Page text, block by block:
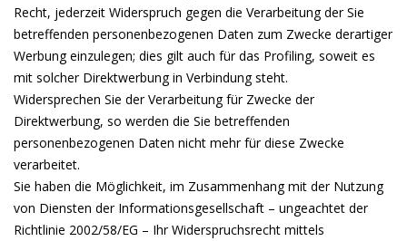
Recht, jederzeit Widerspruch gegen die Verarbeitung der Sie
betreffenden personenbezogenen Daten zum Zwecke derartiger
Werbung einzulegen; dies gilt auch für das Profiling, soweit es
mit solcher Direktwerbung in Verbindung steht.
Widersprechen Sie der Verarbeitung für Zwecke der
Direktwerbung, so werden die Sie betreffenden
personenbezogenen Daten nicht mehr für diese Zwecke
verarbeitet.
Sie haben die Möglichkeit, im Zusammenhang mit der Nutzung
von Diensten der Informationsgesellschaft – ungeachtet der
Richtlinie 2002/58/EG – Ihr Widerspruchsrecht mittels